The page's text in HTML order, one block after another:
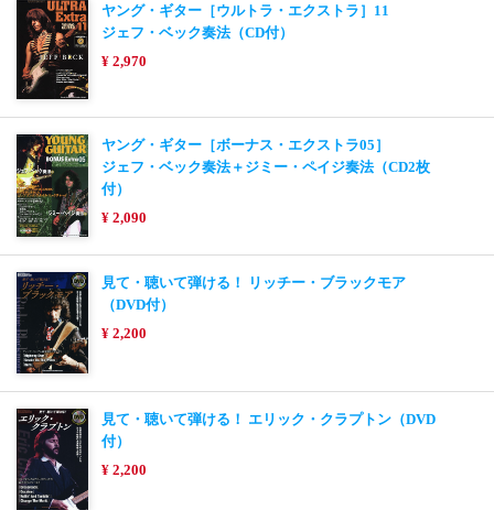
ヤング・ギター［ウルトラ・エクストラ］11
ジェフ・ベック奏法（CD付）
¥ 2,970
ヤング・ギター［ボーナス・エクストラ05］
ジェフ・ベック奏法＋ジミー・ペイジ奏法（CD2枚
付）
¥ 2,090
見て・聴いて弾ける！ リッチー・ブラックモア
（DVD付）
¥ 2,200
見て・聴いて弾ける！ エリック・クラプトン（DVD
付）
¥ 2,200